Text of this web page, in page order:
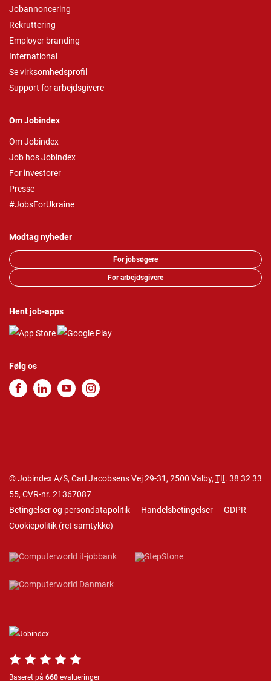
Jobannoncering
Rekruttering
Employer branding
International
Se virksomhedsprofil
Support for arbejdsgivere
Om Jobindex
Om Jobindex
Job hos Jobindex
For investorer
Presse
#JobsForUkraine
Modtag nyheder
For jobsøgere
For arbejdsgivere
Hent job-apps
Følg os
© Jobindex A/S, Carl Jacobsens Vej 29-31, 2500 Valby, Tlf. 38 32 33
55, CVR-nr. 21367087
Betingelser og persondatapolitik
Handelsbetingelser
GDPR
Cookiepolitik (ret samtykke)
Baseret på 660 evalueringer